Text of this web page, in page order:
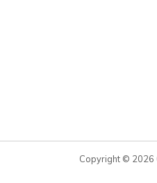
Copyright © 2026